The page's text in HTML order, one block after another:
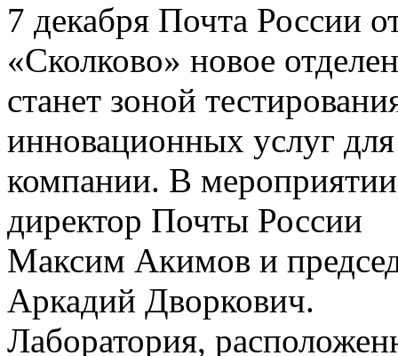
7 декабря Почта России
«Сколково» новое
станет зоной
инновационных услуг
компании. В
директор Почты России
Максим Акимов и
Аркадий Дворкович.
Лаборатория,